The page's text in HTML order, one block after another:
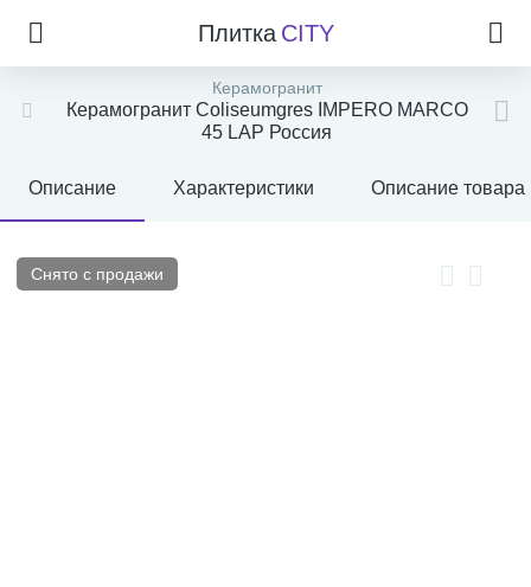
Плитка CITY
Керамогранит
Керамогранит Coliseumgres IMPERO MARCO
45 LAP Россия
Описание Характеристики Описание товара
Снято с продажи